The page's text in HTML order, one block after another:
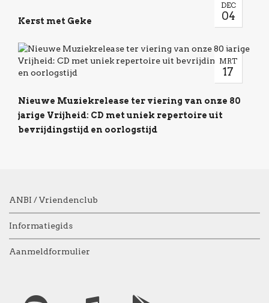
DEC
04
Kerst met Geke
MRT
17
Nieuwe Muziekrelease ter viering van onze 80
jarige Vrijheid: CD met uniek repertoire uit
bevrijdingstijd en oorlogstijd
ANBI / Vriendenclub
Informatiegids
Aanmeldformulier